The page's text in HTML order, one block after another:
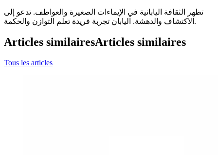
تظهر الثقافة اليابانية في الإيماءات الصغيرة والعواطف. تدعو إلى
الاكتشاف والدهشة. اليابان تجربة فريدة تعلم التوازن والحكمة.
Articles similairesArticles similaires
Tous les articles